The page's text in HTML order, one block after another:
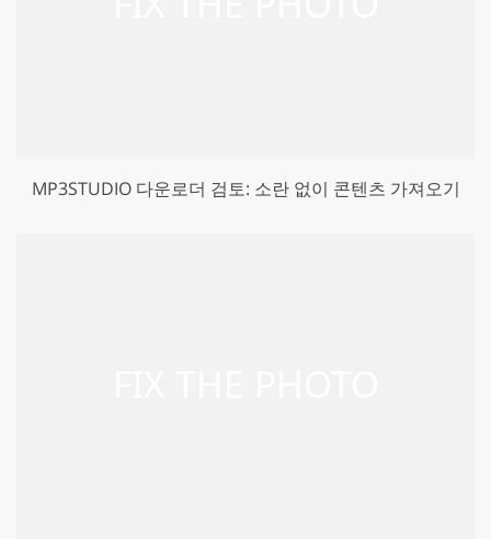
MP3STUDIO 다운로더 검토: 소란 없이 콘텐츠 가져오기